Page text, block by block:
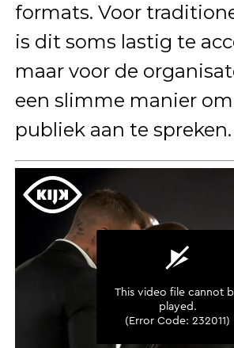
formats. Voor
is dit soms lastig te
maar voor de
een slimme manier
publiek aan te spreken.